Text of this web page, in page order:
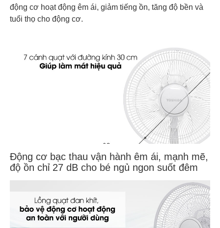
động cơ hoạt động êm ái, giảm tiếng ồn, tăng độ bền và
tuổi thọ cho động cơ.
Động cơ bạc thau vận hành êm ái, mạnh mẽ,
độ ồn chỉ 27 dB cho bé ngủ ngon suốt đêm